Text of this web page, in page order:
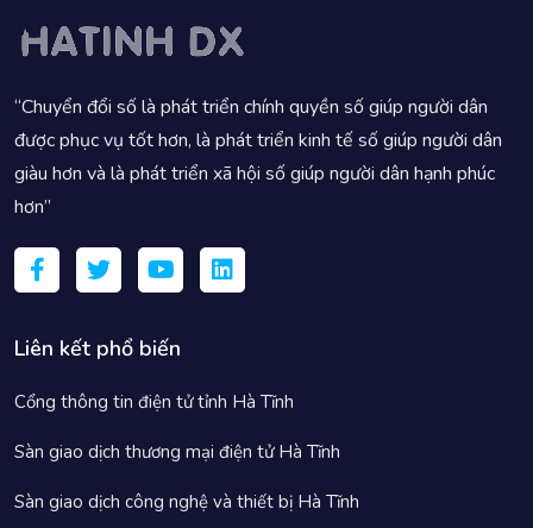
“Chuyển đổi số là phát triển chính quyền số giúp người dân
được phục vụ tốt hơn, là phát triển kinh tế số giúp người dân
giàu hơn và là phát triển xã hội số giúp người dân hạnh phúc
hơn”
Liên kết phổ biến
Cổng thông tin điện tử tỉnh Hà Tĩnh
Sàn giao dịch thương mại điện tử Hà Tĩnh
Sàn giao dịch công nghệ và thiết bị Hà Tĩnh